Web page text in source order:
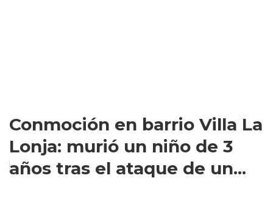
Conmoción en barrio Villa La
Lonja: murió un niño de 3
años tras el ataque de un...